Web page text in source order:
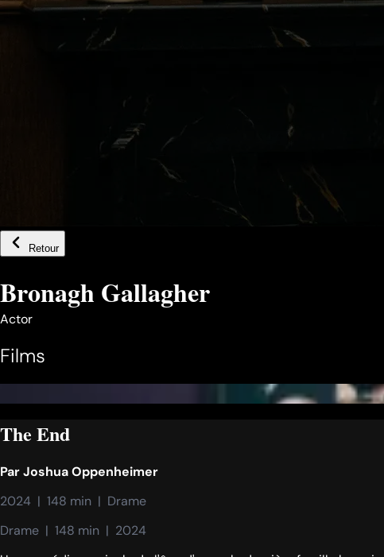
Retour
Bronagh Gallagher
Actor
Films
The End
ParJoshua Oppenheimer
2024  |  148 min  |  Drame
Drame  |  148 min  |  2024